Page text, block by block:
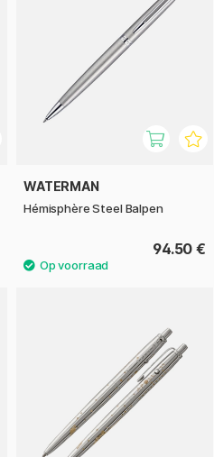
WATERMAN
Hémisphère Steel Balpen
94.50 €